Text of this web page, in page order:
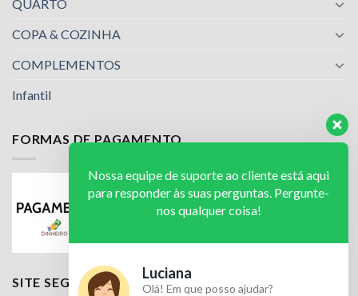
QUARTO
COPA & COZINHA
COMPLEMENTOS
Infantil
FORMAS DE PAGAMENTO
SITE SEGURO
Nossa equipe de suporte ao cliente está aqui
para responder às suas perguntas. Pergunte-
nos qualquer coisa!
Luciana
Olá! Em que posso ajudar?